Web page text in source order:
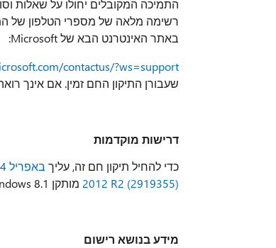
התמיכה המקובלים יחולו על שאלות
באתר האינטרנט הבא של Microsoft:
contactus/?ws=support
שעבורן התיקון החם זמין. אם אינך
דרישות מוקדמות
כדי להחיל תיקון חם זה, עליך
2012 R2 (2919355) מותקן Windows 8.1 או Windows Server 2012 R2.
מידע בנושא רישום